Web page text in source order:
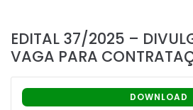
EDITAL 37/2025 –
VAGA PARA
DOWNLOAD